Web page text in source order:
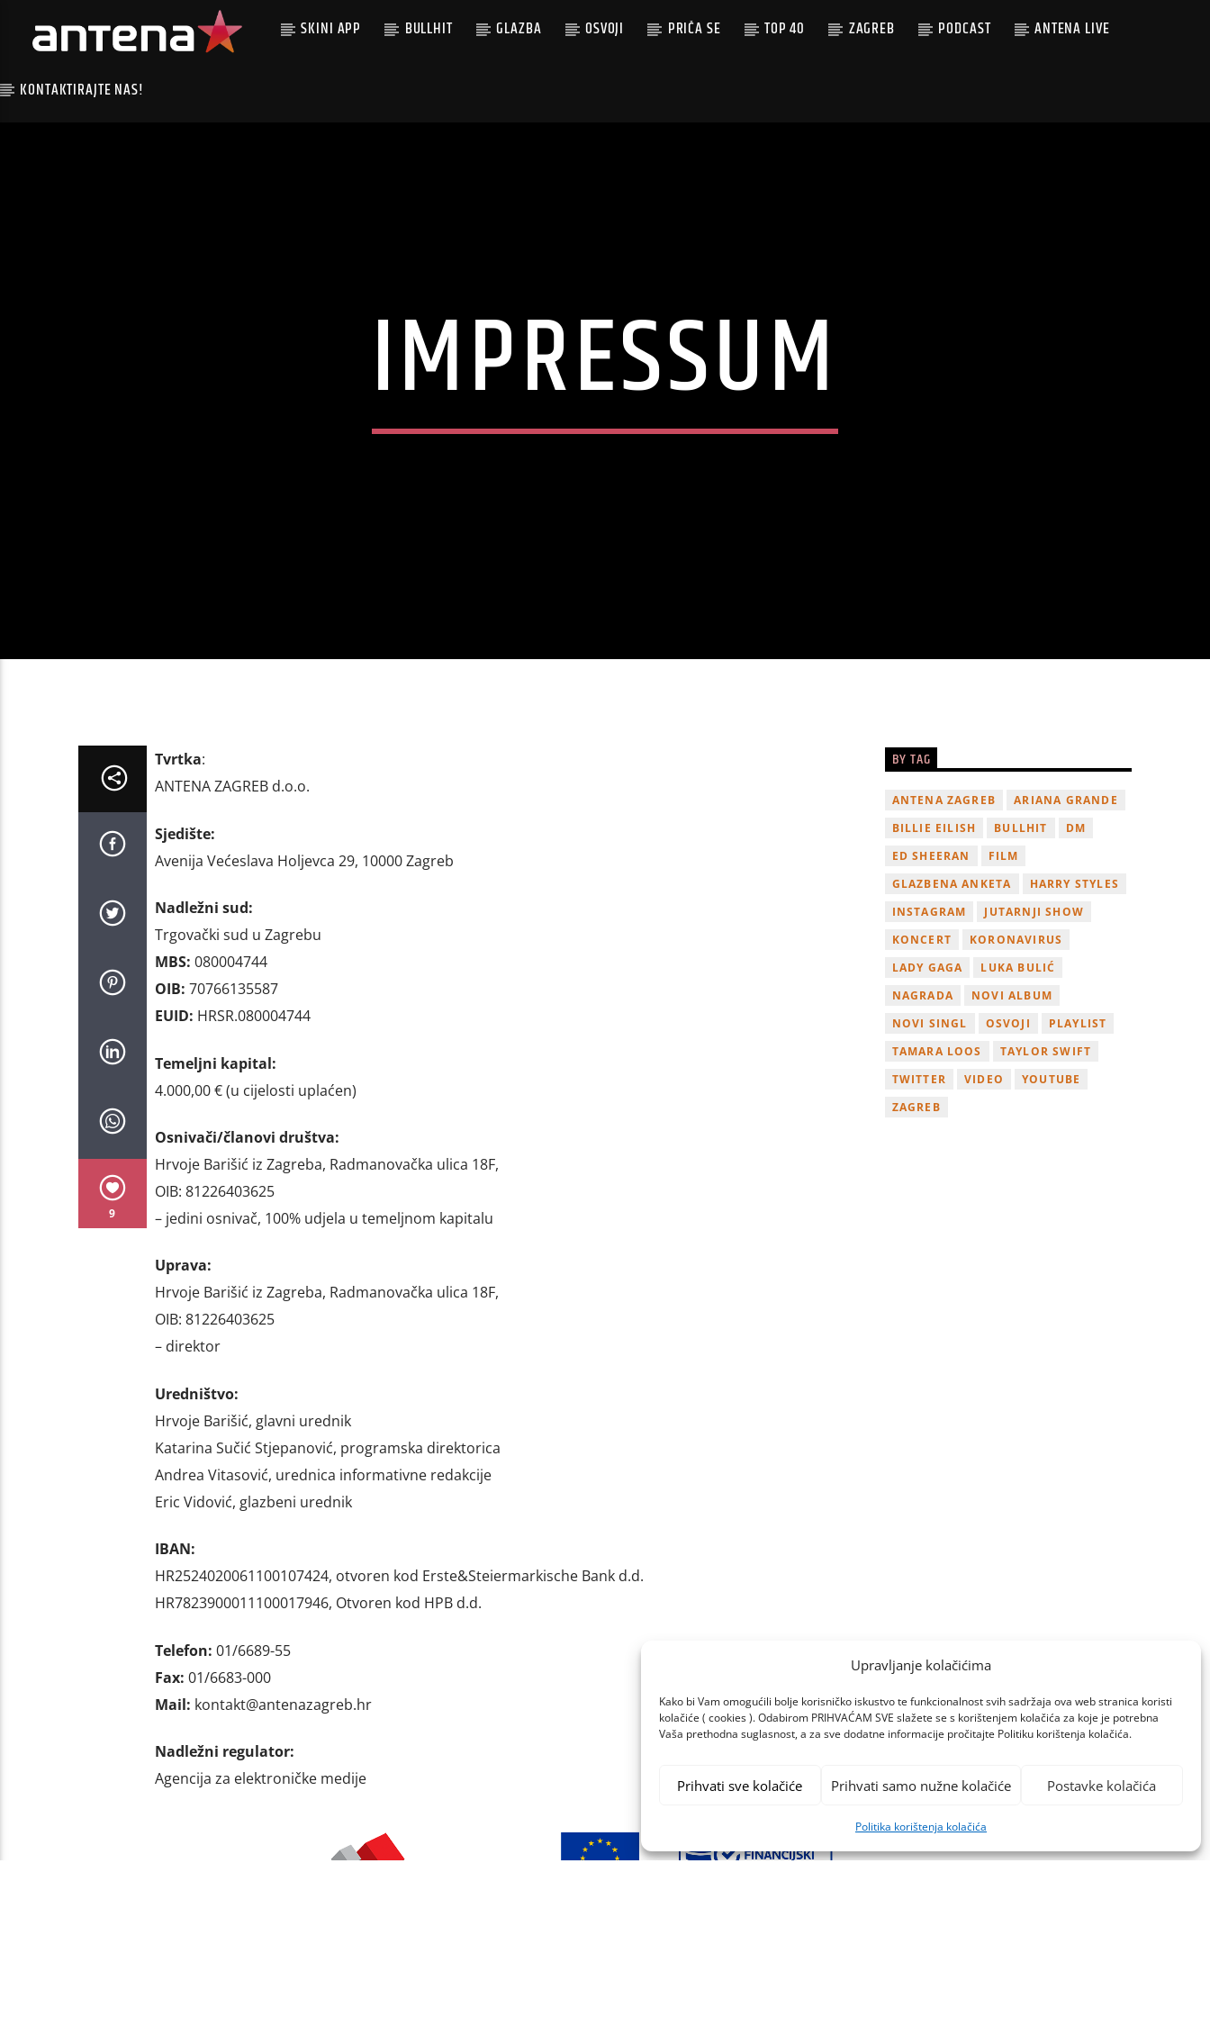
Upravljanje kolačićima
Kako bi Vam omogućili bolje korisničko iskustvo te funkcionalnost svih sadržaja ova web stranica koristi
kolačiće ( cookies ). Odabirom PRIHVAĆAM SVE slažete se s korištenjem kolačića za koje je potrebna
Vaša prethodna suglasnost, a za sve dodatne informacije pročitajte Politiku korištenja kolačića.
Prihvati sve kolačiće Prihvati samo nužne kolačiće Postavke kolačića
Politika korištenja kolačića
SKINI APP BULLHIT GLAZBA OSVOJI PRIČA SE TOP 40 ZAGREB PODCAST ANTENA LIVE
KONTAKTIRAJTE NAS!
IMPRESSUM
9
Tvrtka:
ANTENA ZAGREB d.o.o.
Sjedište:
Avenija Većeslava Holjevca 29, 10000 Zagreb
Nadležni sud:
Trgovački sud u Zagrebu
MBS: 080004744
OIB: 70766135587
EUID: HRSR.080004744
Temeljni kapital:
4.000,00 € (u cijelosti uplaćen)
Osnivači/članovi društva:
Hrvoje Barišić iz Zagreba, Radmanovačka ulica 18F,
OIB: 81226403625
– jedini osnivač, 100% udjela u temeljnom kapitalu
Uprava:
Hrvoje Barišić iz Zagreba, Radmanovačka ulica 18F,
OIB: 81226403625
– direktor
Uredništvo:
Hrvoje Barišić, glavni urednik
Katarina Sučić Stjepanović, programska direktorica
Andrea Vitasović, urednica informativne redakcije
Eric Vidović, glazbeni urednik
IBAN:
HR2524020061100107424, otvoren kod Erste&Steiermarkische Bank d.d.
HR7823900011100017946, Otvoren kod HPB d.d.
Telefon: 01/6689-55
Fax: 01/6683-000
Mail: kontakt@antenazagreb.hr
Nadležni regulator:
Agencija za elektroničke medije
BY TAG
ANTENA ZAGREB
ARIANA GRANDE
BILLIE EILISH
BULLHIT
DM
ED SHEERAN
FILM
GLAZBENA ANKETA
HARRY STYLES
INSTAGRAM
JUTARNJI SHOW
KONCERT
KORONAVIRUS
LADY GAGA
LUKA BULIĆ
NAGRADA
NOVI ALBUM
NOVI SINGL
OSVOJI
PLAYLIST
TAMARA LOOS
TAYLOR SWIFT
TWITTER
VIDEO
YOUTUBE
ZAGREB